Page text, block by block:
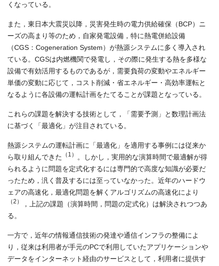
くなっている。
また，東日本大震災以降，災害発生時の電力供給確保（BCP）ニ
ーズの高まり等のため，自家発電設備，特に熱電併給設備
（CGS：Cogeneration System）が熱源システムに多く導入され
ている。CGSは内燃機関で発電し，その際に発生する熱を多様な
設備で有効活用するものであるが，需要負荷の変動やエネルギー
単価の変動に応じて，コスト削減・省エネルギー・高効率運転と
なるように各設備の運転計画をたてることが課題となっている。
これらの課題を解決する技術として，「需要予測」と数理計画法
に基づく「最適化」が注目されている。
熱源システムの運転計画に「最適化」を適用する事例には従来か
ら取り組んできた （1）
。しかし，実用的な演算時間で最適解が得
られるように問題を定式化するには専門的で高度な知識が必要だ
ったため，汎く普及するには至っていなかった。近年のハードウ
ェアの高速化，最適化問題を解くアルゴリズムの高速化により
（2）
，上記の課題（演算時間，問題の定式化）は解決されつつあ
る。
一方で，近年の情報通信技術の発達や通信インフラの整備によ
り，従来は利用者が手元のPCで利用していたアプリケーションや
データをインターネット経由のサービスとして，利用者に提供す